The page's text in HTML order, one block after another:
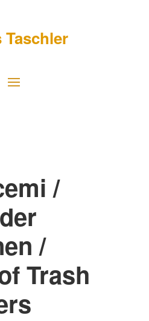
Taschler
/
/
Trash